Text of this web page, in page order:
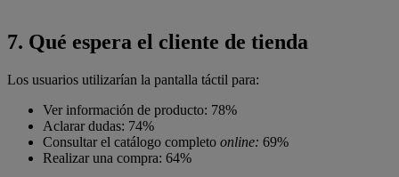
7. Qué espera el cliente de tienda
Los usuarios utilizarían la pantalla táctil para:
Ver información de producto: 78%
Aclarar dudas: 74%
Consultar el catálogo completo online: 69%
Realizar una compra: 64%